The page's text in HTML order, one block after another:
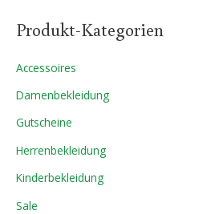
h
n
a
:
Produkt-Kategorien
Accessoires
Damenbekleidung
Gutscheine
Herrenbekleidung
Kinderbekleidung
Sale